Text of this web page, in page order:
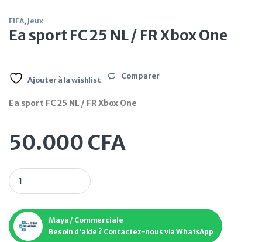
FIFA,Jeux
Ea sport FC 25 NL / FR Xbox One
Ajouter à la wishlist Comparer
Ea sport FC 25 NL / FR Xbox One
50.000 CFA
Ea sport FC 25 NL / FR Xbox One quantity
Maya / Commerciale
Besoin d'aide ? Contactez-nous via WhatsApp